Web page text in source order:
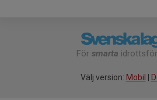
För smarta
Välj version: Mobil |